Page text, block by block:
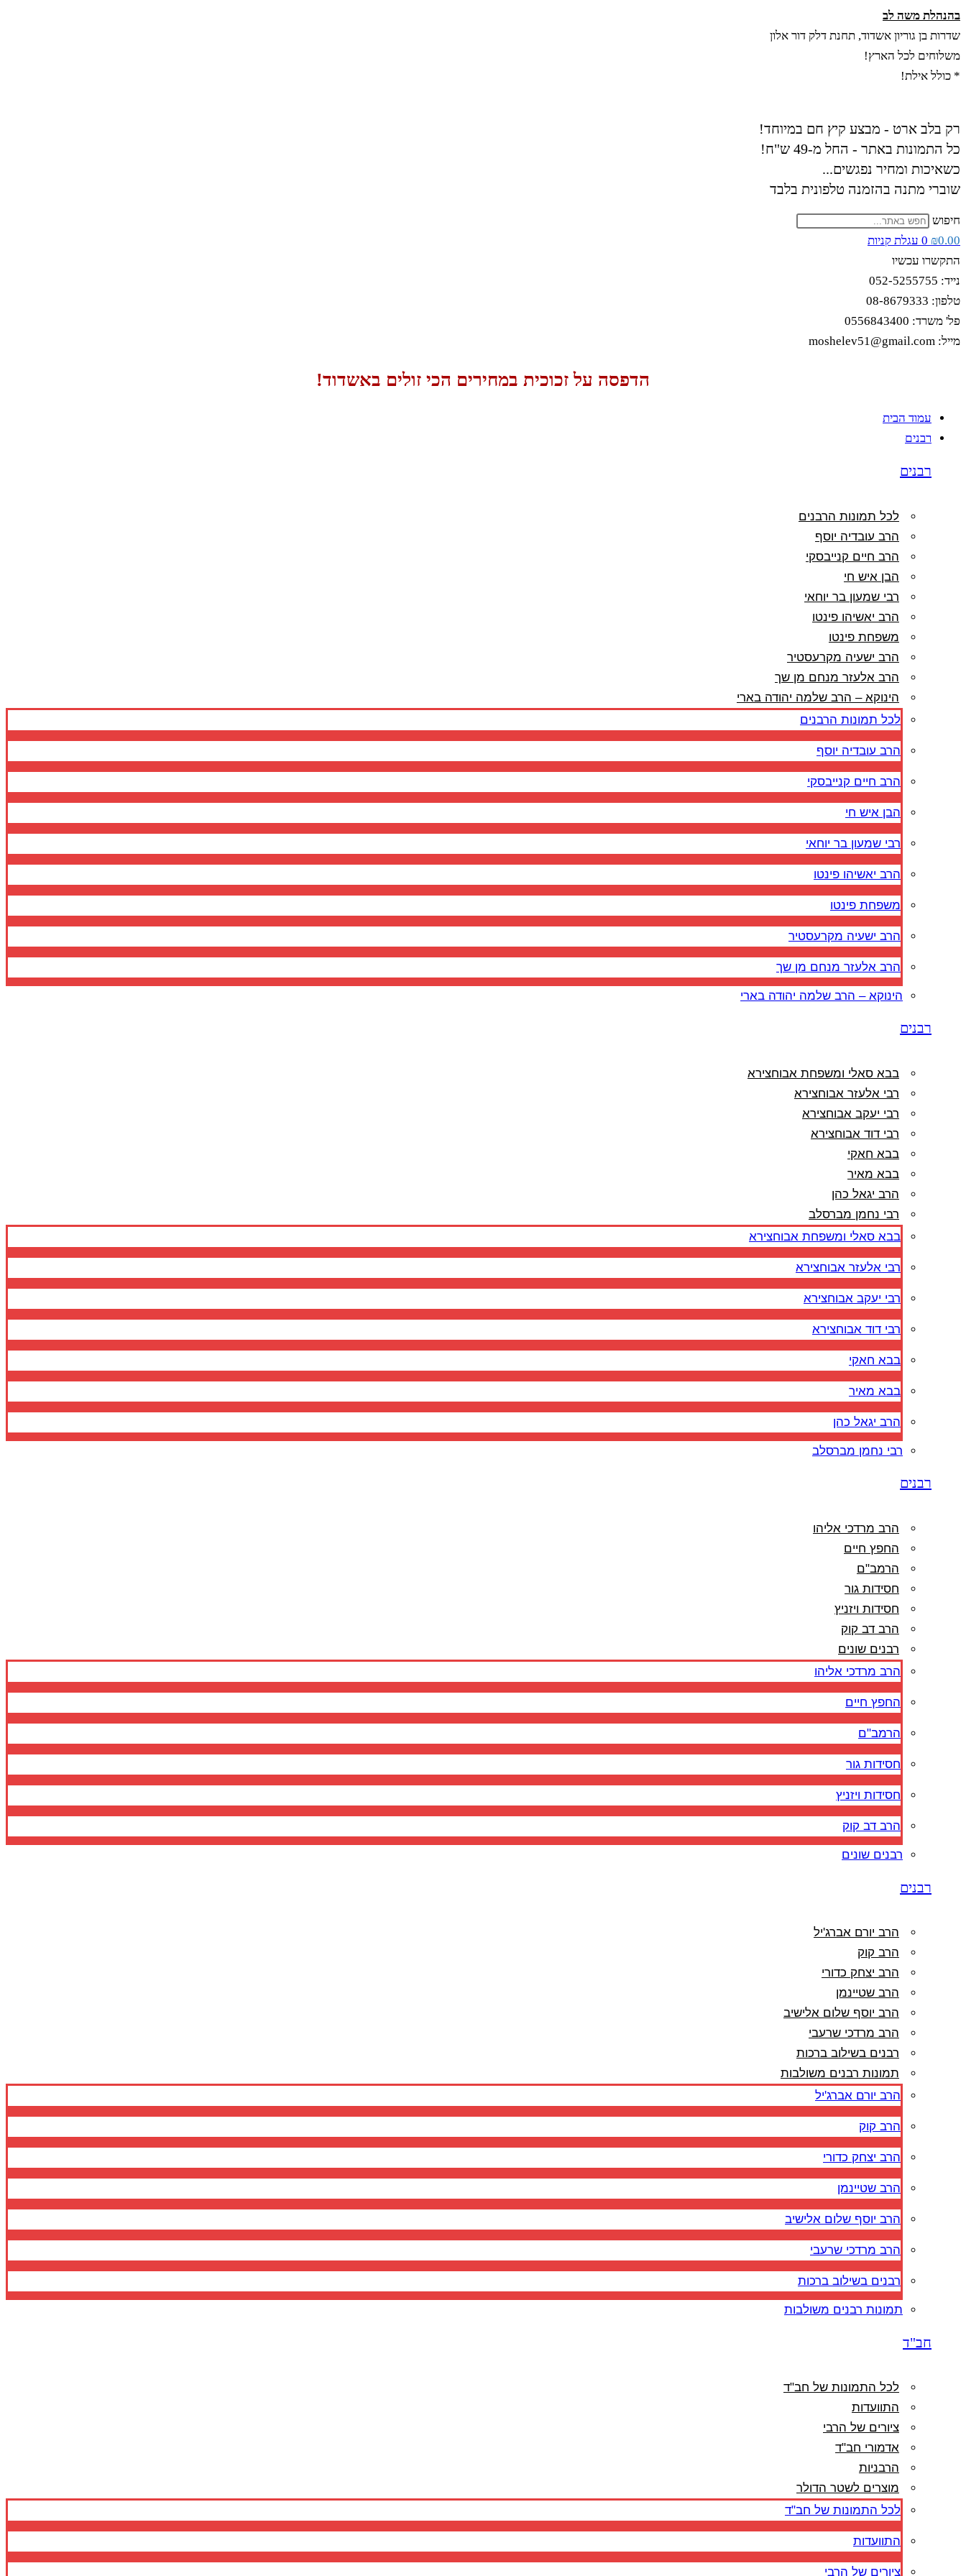
Skip
to
content
בהנהלת משה לב
שדרות בן גוריון אשדוד, תחנת דלק דור אלון
משלוחים לכל הארץ!
* כולל אילת!
רק בלב ארט - מבצע קיץ חם במיוחד!
כל התמונות באתר - החל מ-49 ש"ח!
כשאיכות ומחיר נפגשים...
שוברי מתנה בהזמנה טלפונית בלבד
חיפוש
₪0.00
0 עגלת קניות
התקשרו עכשיו
נייד: 052-5255755
טלפון: 08-8679333
פל' משרד: 0556843400
מייל: moshelev51@gmail.com
הדפסה על זכוכית במחירים הכי זולים באשדוד!
עמוד הבית
רבנים
רבנים
לכל תמונות הרבנים
הרב עובדיה יוסף
הרב חיים קנייבסקי
הבן איש חי
רבי שמעון בר יוחאי
הרב יאשיהו פינטו
משפחת פינטו
הרב ישעיה מקרעסטיר
הרב אלעזר מנחם מן שך
הינוקא – הרב שלמה יהודה בארי
לכל תמונות הרבנים
הרב עובדיה יוסף
הרב חיים קנייבסקי
הבן איש חי
רבי שמעון בר יוחאי
הרב יאשיהו פינטו
משפחת פינטו
הרב ישעיה מקרעסטיר
הרב אלעזר מנחם מן שך
הינוקא – הרב שלמה יהודה בארי
רבנים
בבא סאלי ומשפחת אבוחצירא
רבי אלעזר אבוחצירא
רבי יעקב אבוחצירא
רבי דוד אבוחצירא
בבא חאקי
בבא מאיר
הרב יגאל כהן
רבי נחמן מברסלב
בבא סאלי ומשפחת אבוחצירא
רבי אלעזר אבוחצירא
רבי יעקב אבוחצירא
רבי דוד אבוחצירא
בבא חאקי
בבא מאיר
הרב יגאל כהן
רבי נחמן מברסלב
רבנים
הרב מרדכי אליהו
החפץ חיים
הרמב"ם
חסידות גור
חסידות ויזניץ
הרב דב קוק
רבנים שונים
הרב מרדכי אליהו
החפץ חיים
הרמב"ם
חסידות גור
חסידות ויזניץ
הרב דב קוק
רבנים שונים
רבנים
הרב יורם אברג'יל
הרב קוק
הרב יצחק כדורי
הרב שטיינמן
הרב יוסף שלום אלישיב
הרב מרדכי שרעבי
רבנים בשילוב ברכות
תמונות רבנים משולבות
הרב יורם אברג'יל
הרב קוק
הרב יצחק כדורי
הרב שטיינמן
הרב יוסף שלום אלישיב
הרב מרדכי שרעבי
רבנים בשילוב ברכות
תמונות רבנים משולבות
חב"ד
לכל התמונות של חב"ד
התוועדות
ציורים של הרבי
אדמורי חב"ד
הרבניות
מוצרים לשטר הדולר
לכל התמונות של חב"ד
התוועדות
ציורים של הרבי